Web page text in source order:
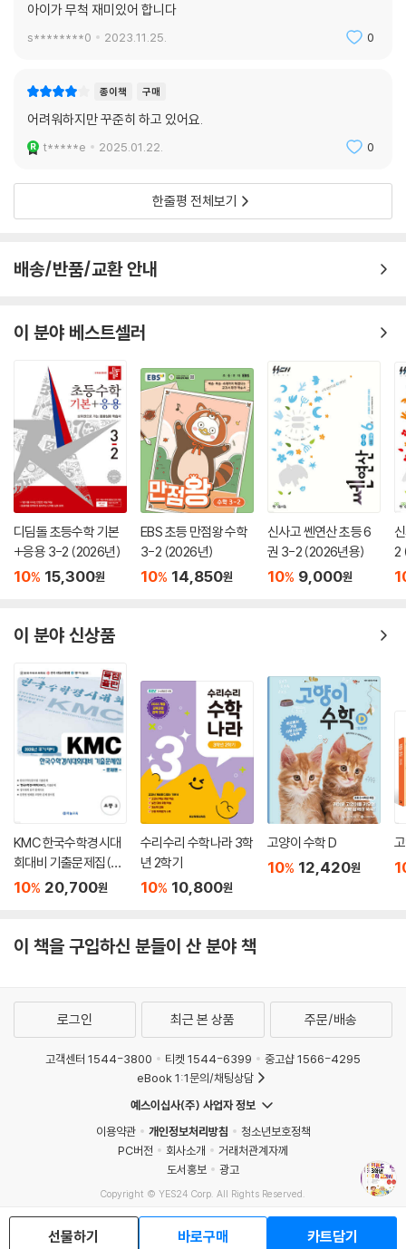
양한 형태의 문제를 풀면서 생각의 폭을 넓히고, 생각의 힘을 기르고, 수학
서 수학에 대한 흥미가 높아져 문제를 스스로 이해하고 터득하는 데 도움
이 됩니다.
아이가 무척 재미있어 합니다
s********0 2023.11.25. 0
종이책 구매
어려워하지만 꾸준히 하고 있어요.
t*****e 2025.01.22. 0
한줄평 전체보기
배송/반품/교환 안내
이 분야 베스트셀러
디딤돌 초등수학 기본
+응용 3-2 (2026년)
10% 15,300원
EBS 초등 만점왕 수학
3-2 (2026년)
10% 14,850원
신사고 쎈연산 초등 6
권 3-2 (2026년용)
10% 9,000원
2
이 분야 신상품
KMC 한국수학경시대
회대비 기출문제집(후
기) 초등 3 (2026년)
10% 20,700원
수리수리 수학나라 3학
년 2학기
10% 10,800원
고양이 수학 D
10% 12,420원
이 책을 구입하신 분들이 산 분야 책
선물하기 바로구매 카트담기
로그인 최근 본 상품 주문/배송
고객센터 1544-3800 티켓 1544-6399
중고샵 1566-4295
eBook 1:1문의/채팅상담
예스이십사(주) 사업자 정보
이용약관
개인정보처리방침
청소년보호정책
PC버전
회사소개
거래처관계자께
도서홍보
광고
Copyright © YES24 Corp. All Rights Reserved.